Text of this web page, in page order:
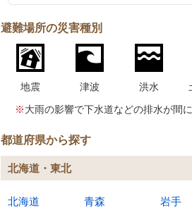
避難場所の災害種別
地震 津波 洪水
※大雨の影響で下水道などの排水が間
都道府県から探す
北海道・東北
北海道 青森 岩手